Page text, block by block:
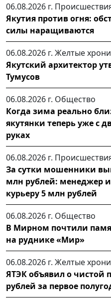
06.08.2026 г.
Якутия против огня:
силы наращиваются
06.08.2026 г. Желтые
Якутский архитектор
Тумусов
06.08.2026 г. Общество
Когда зима реально
якутянки теперь уже с
руках
06.08.2026 г.
За сутки мошенники
млн рублей: менеджер
курьеру 5 млн рублей
06.08.2026 г. Общество
В Мирном почтили
на руднике «Мир»
06.08.2026 г. Желтые
ЯТЭК объявил о чистой
рублей за первое